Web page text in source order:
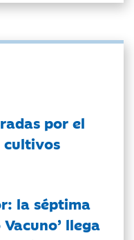
por el
cultivos
la séptima
llega